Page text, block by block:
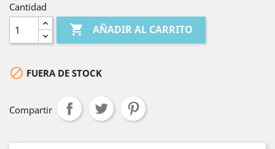
Cantidad
 AÑADIR AL CARRITO
 FUERA DE STOCK
Compartir